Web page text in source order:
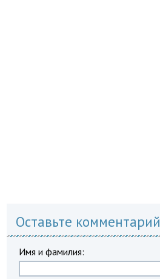
Оставьте комментарий
Имя и фамилия: